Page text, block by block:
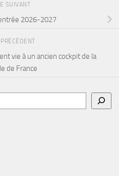
SUIVANT
2026-2027
vie à un ancien cockpit de la
de France